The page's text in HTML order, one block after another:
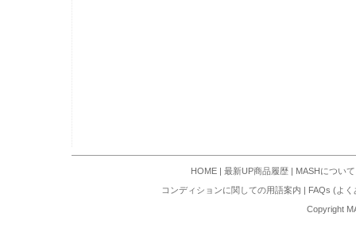
HOME | 最新UP商品履歴 | MASHについて
コンディションに関しての用語案内 | FAQs (よ
Copyright